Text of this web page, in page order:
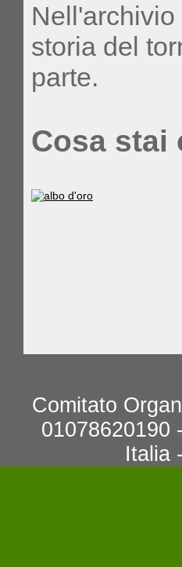
storia del
parte.
Cosa stai
Comitato
01078620190
Italia